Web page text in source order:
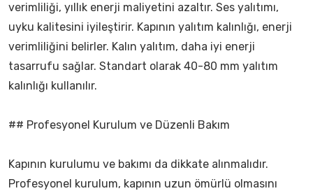
verimliliği, yıllık enerji maliyetini azaltır. Ses yalıtımı,
uyku kalitesini iyileştirir. Kapının yalıtım kalınlığı, enerji
verimliliğini belirler. Kalın yalıtım, daha iyi enerji
tasarrufu sağlar. Standart olarak 40-80 mm yalıtım
kalınlığı kullanılır.
## Profesyonel Kurulum ve Düzenli Bakım
Kapının kurulumu ve bakımı da dikkate alınmalıdır.
Profesyonel kurulum, kapının uzun ömürlü olmasını